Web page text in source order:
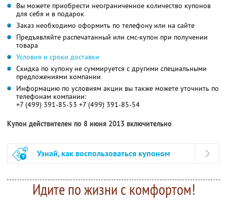
Вы можете приобрести неограниченное количество купонов
для себя и в подарок
Заказ необходимо оформить по телефону или на сайте
Предъявляйте распечатанный или смс-купон при получении
товара
Условия и сроки доставки
Скидка по купону не суммируется с другими специальными
предложениями компании
Информацию по условиям акции вы также можете уточнить по
телефонам компании:
+7 (499) 391-85-53 +7 (499) 391-85-54
Купон действителен по 8 июня 2013 включительно
Узнай, как воспользоваться купоном
Идите по жизни с комфортом!